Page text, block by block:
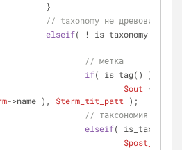
			}
// taxonomy не древовидная
elseif( !
// метка
if( is_tag() )
$out =
->name ), $term_tit_patt );
// таксономия
elseif( is_tax() ){
$post_label